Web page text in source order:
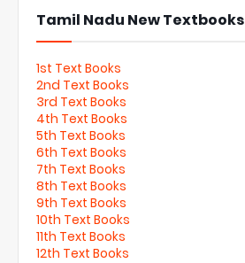
Tamil Nadu New Textbooks
1st Text Books
2nd Text Books
3rd Text Books
4th Text Books
5th Text Books
6th Text Books
7th Text Books
8th Text Books
9th Text Books
10th Text Books
11th Text Books
12th Text Books